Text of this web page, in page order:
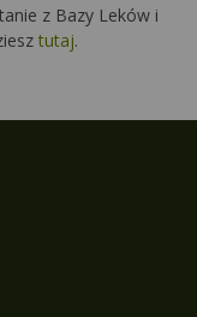
z Bazy Leków i
tutaj.